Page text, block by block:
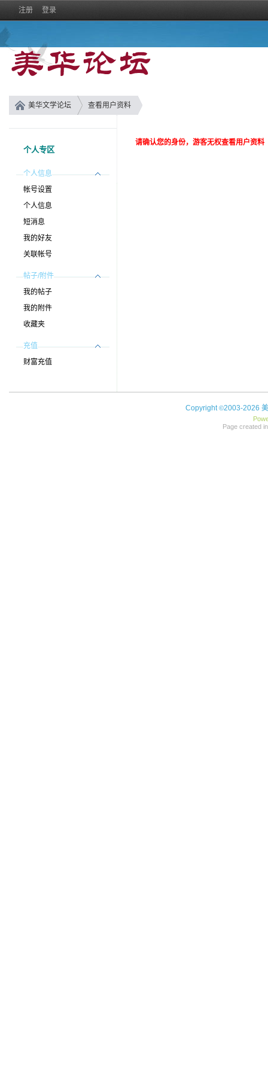
注册 登录
美华文学论坛 查看用户资料
个人专区
个人信息
帐号设置
个人信息
短消息
我的好友
关联帐号
帖子/附件
我的帖子
我的附件
收藏夹
充值
财富充值
请确认您的身份，游客无权查看用户资料
Copyright©2003-2026
Page created